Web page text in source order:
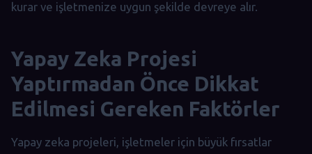
kurar ve işletmenize uygun şekilde devreye alır.
Yapay Zeka Projesi
Yaptırmadan Önce Dikkat
Edilmesi Gereken Faktörler
Yapay zeka projeleri, işletmeler için büyük fırsatlar